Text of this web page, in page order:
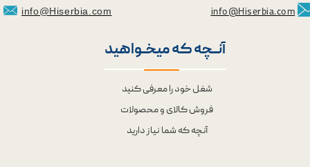
شغل خود را معرفی کنید
فروش کالای و محصولات
آنچه که شما نیاز دارید
آنــچه که میخــواهید
info@Hiserbia.com
info@Hiserbia.com